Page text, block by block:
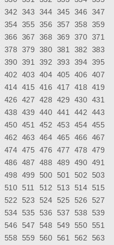
342 343 344 345 346 347
354 355 356 357 358 359
366 367 368 369 370 371
378 379 380 381 382 383
390 391 392 393 394 395
402 403 404 405 406 407
414 415 416 417 418 419
426 427 428 429 430 431
438 439 440 441 442 443
450 451 452 453 454 455
462 463 464 465 466 467
474 475 476 477 478 479
486 487 488 489 490 491
498 499 500 501 502
503
510 511 512 513 514
515
522 523 524 525 526
527
534 535 536 537 538
539
546 547 548 549 550
551
558 559 560 561 562
563